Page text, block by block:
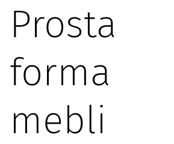
Prosta
forma
mebli